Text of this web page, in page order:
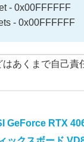
- 0x00FFFFFF
- 0x00FFFFFF
あくまで自己責
GeForce RTX